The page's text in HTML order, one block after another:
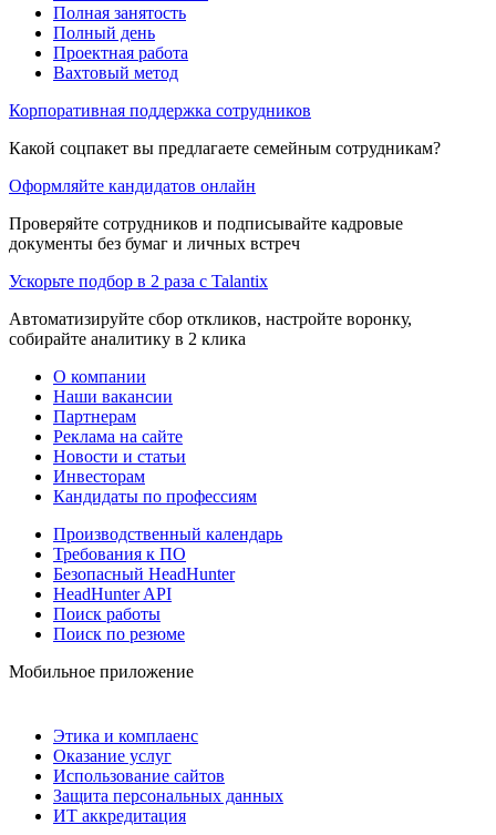
Полная занятость
Полный день
Проектная работа
Вахтовый метод
Корпоративная поддержка сотрудников
Какой соцпакет вы предлагаете семейным сотрудникам?
Оформляйте кандидатов онлайн
Проверяйте сотрудников и подписывайте кадровые
документы без бумаг и личных встреч
Ускорьте подбор в 2 раза с Talantix
Автоматизируйте сбор откликов, настройте воронку,
собирайте аналитику в 2 клика
О компании
Наши вакансии
Партнерам
Реклама на сайте
Новости и статьи
Инвесторам
Кандидаты по профессиям
Производственный календарь
Требования к ПО
Безопасный HeadHunter
HeadHunter API
Поиск работы
Поиск по резюме
Мобильное приложение
Этика и комплаенс
Оказание услуг
Использование сайтов
Защита персональных данных
ИТ аккредитация